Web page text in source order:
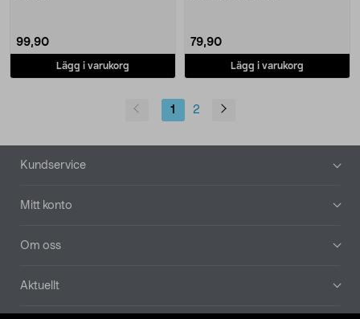
99,90
Lägg i varukorg
79,90
Lägg i varukorg
1 2
Sidfot
Kundservice
Mitt konto
Om oss
Aktuellt